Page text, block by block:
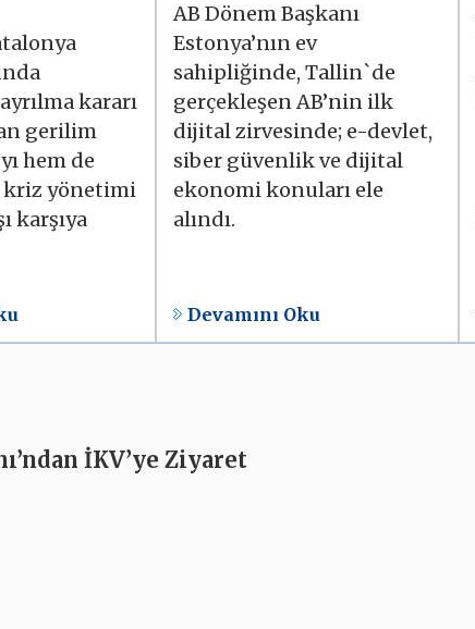
kararı
gerilim
hem de
kriz yönetimi
karşıya
AB Dönem Başkanı
Estonya’nın ev
sahipliğinde, Tallin`de
gerçekleşen AB’nin ilk
dijital zirvesinde; e-devlet,
siber güvenlik ve dijital
ekonomi konuları ele
alındı.
Devamını Oku
İKV’ye Ziyaret